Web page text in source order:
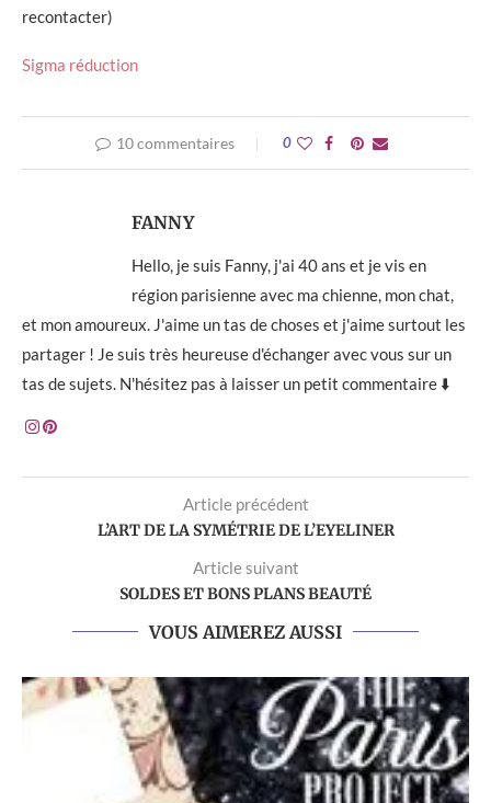
recontacter)
Sigma réduction
10 commentaires 0
FANNY
Hello, je suis Fanny, j'ai 40 ans et je vis en
région parisienne avec ma chienne, mon chat,
et mon amoureux. J'aime un tas de choses et j'aime surtout les
partager ! Je suis très heureuse d'échanger avec vous sur un
tas de sujets. N'hésitez pas à laisser un petit commentaire ⬇️
Article précédent
L’ART DE LA SYMÉTRIE DE L’EYELINER
Article suivant
SOLDES ET BONS PLANS BEAUTÉ
VOUS AIMEREZ AUSSI